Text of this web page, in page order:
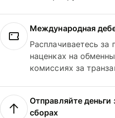
Международная
Расплачиваетесь за
наценках на
комиссиях за
Отправляйте деньги
сборах